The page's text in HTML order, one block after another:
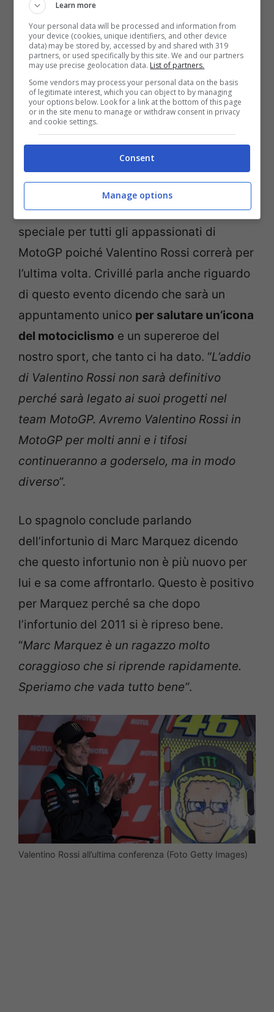
presenza di Casey Stoner in squadra e la
Ducati gliela offrirà. Forse, CaseyStoner lo
prenderà in considerazione e lo valuterà
Un pilota come Casey Stoner può dare
molto perché lui, dal punto di vista del
pilota, vede molto che un manager non
può. Capisce molto di più di cosa ha
bisogno un pilota o qual è il modo giusto
per sviluppare un prototipo migliore”.
Domenica a Valencia sarà un momento
speciale per tutti gli appassionati di
MotoGP poiché Valentino Rossi correrà per
l’ultima volta. Crivillé parla anche riguardo
di questo evento dicendo che sarà un
appuntamento unico per salutare un’icona
del motociclismo e un supereroe del
nostro sport, che tanto ci ha dato. “L’addio
di Valentino Rossi non sarà definitivo
perché sarà legato ai suoi progetti nel
team MotoGP. Avremo Valentino Rossi in
MotoGP per molti anni e i tifosi
continueranno a goderselo, ma in modo
diverso”.
Lo spagnolo conclude parlando
dell’infortunio di Marc Marquez dicendo
che questo infortunio non è più nuovo per
lui e sa come affrontarlo. Questo è positivo
per Marquez perché sa che dopo
l’infortunio del 2011 si è ripreso bene.
“Marc Marquez è un ragazzo molto
coraggioso che si riprende rapidamente.
Speriamo che vada tutto bene”.
Valentino Rossi all’ultima conferenza (Foto Getty Images)
Learn more
Your personal data will be processed and information from
your device (cookies, unique identifiers, and other device
data) may be stored by, accessed by and shared with 319
partners, or used specifically by this site. We and our partners
may use precise geolocation data. List of partners.
Some vendors may process your personal data on the basis
of legitimate interest, which you can object to by managing
your options below. Look for a link at the bottom of this page
or in the site menu to manage or withdraw consent in privacy
and cookie settings.
Consent
Manage options